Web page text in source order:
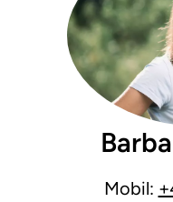
Mobil: